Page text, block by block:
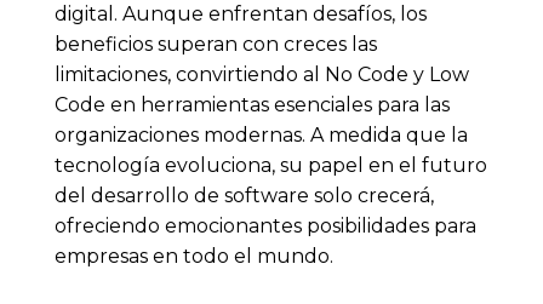
digital. Aunque enfrentan desafíos, los
beneficios superan con creces las
limitaciones, convirtiendo al No Code y Low
Code en herramientas esenciales para las
organizaciones modernas. A medida que la
tecnología evoluciona, su papel en el futuro
del desarrollo de software solo crecerá,
ofreciendo emocionantes posibilidades para
empresas en todo el mundo.